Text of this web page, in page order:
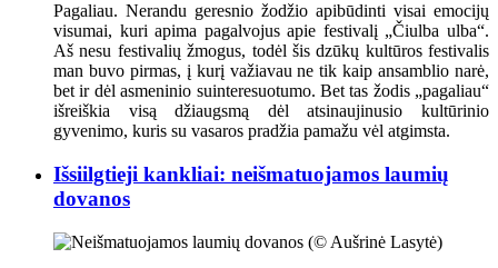
Pagaliau. Nerandu geresnio žodžio apibūdinti visai emocijų
visumai, kuri apima pagalvojus apie festivalį „Čiulba ulba“.
Aš nesu festivalių žmogus, todėl šis dzūkų kultūros festivalis
man buvo pirmas, į kurį važiavau ne tik kaip ansamblio narė,
bet ir dėl asmeninio suinteresuotumo. Bet tas žodis „pagaliau“
išreiškia visą džiaugsmą dėl atsinaujinusio kultūrinio
gyvenimo, kuris su vasaros pradžia pamažu vėl atgimsta.
Išsiilgtieji kankliai: neišmatuojamos laumių
dovanos